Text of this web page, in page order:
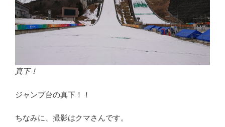
真下！
ジャンプ台の真下！！
ちなみに、撮影はクマさんです。